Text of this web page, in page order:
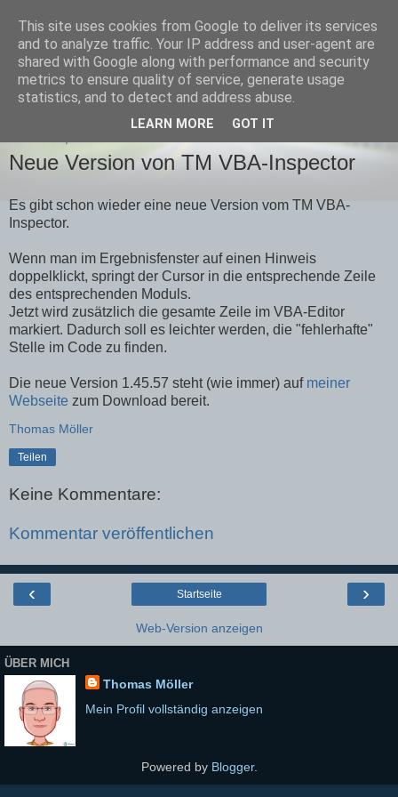
Team-Moeller Blog
Gedanken rund um Microsoft Access
Neue Version von TM VBA-Inspector
Es gibt schon wieder eine neue Version vom TM VBA-
Inspector.
Wenn man im Ergebnisfenster auf einen Hinweis
doppelklickt, springt der Cursor in die entsprechende Zeile
des entsprechenden Moduls.
Jetzt wird zusätzlich die gesamte Zeile im VBA-Editor
markiert. Dadurch soll es leichter werden, die "fehlerhafte"
Stelle im Code zu finden.
Die neue Version 1.45.57 steht (wie immer) auf meiner
Webseite zum Download bereit.
Thomas Möller
Teilen
Keine Kommentare:
Kommentar veröffentlichen
‹ ›
Startseite
Web-Version anzeigen
ÜBER MICH
Thomas Möller
Mein Profil vollständig anzeigen
Powered by Blogger.
This site uses cookies from Google to deliver its services
and to analyze traffic. Your IP address and user-agent are
shared with Google along with performance and security
metrics to ensure quality of service, generate usage
statistics, and to detect and address abuse.
LEARN MORE GOT IT